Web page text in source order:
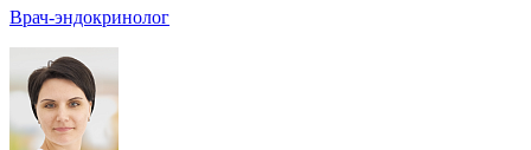
Врач-эндокринолог